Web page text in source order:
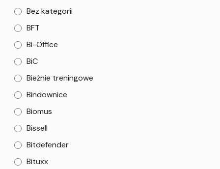
Bez kategorii
BFT
Bi-Office
BiC
Bieżnie treningowe
Bindownice
Biomus
Bissell
Bitdefender
Bituxx